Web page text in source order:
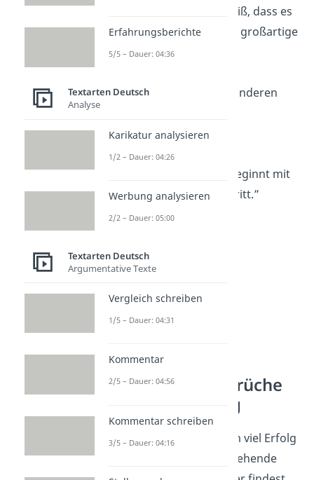
schweren Tagen weiß, dass es
wieder bessere und großartige
Tage gibt.”
„Sei du
. Alle anderen
—Oscar Wilde
beginnt mit
einem einzigen Schritt.”
—Laozi
Aufbauende Sprüche
vor der Prüfung
Du möchtest jemandem viel Erfolg
und Glück für eine anstehende
Erfahrungsberichte
5/5 – Dauer: 04:36
Textarten Deutsch
Analyse
Karikatur analysieren
1/2 – Dauer: 04:26
Werbung analysieren
2/2 – Dauer: 05:00
Textarten Deutsch
Argumentative Texte
Vergleich schreiben
1/5 – Dauer: 04:31
Kommentar
2/5 – Dauer: 04:56
Kommentar schreiben
3/5 – Dauer: 04:16